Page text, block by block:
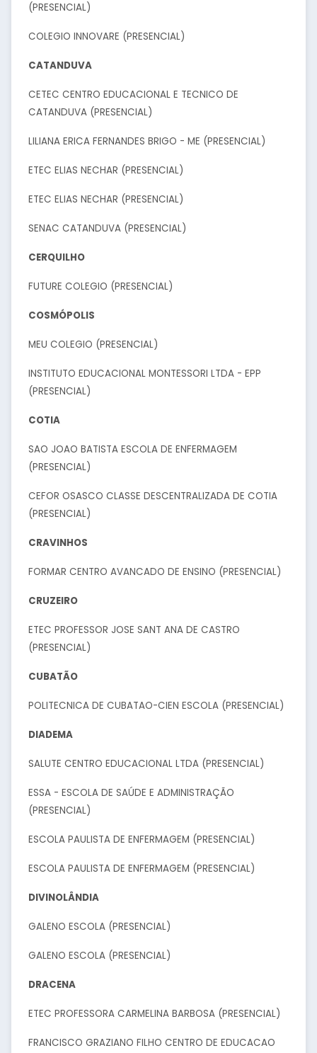
(PRESENCIAL)
COLEGIO INNOVARE (PRESENCIAL)
CATANDUVA
CETEC CENTRO EDUCACIONAL E TECNICO DE
CATANDUVA (PRESENCIAL)
LILIANA ERICA FERNANDES BRIGO - ME (PRESENCIAL)
ETEC ELIAS NECHAR (PRESENCIAL)
ETEC ELIAS NECHAR (PRESENCIAL)
SENAC CATANDUVA (PRESENCIAL)
CERQUILHO
FUTURE COLEGIO (PRESENCIAL)
COSMÓPOLIS
MEU COLEGIO (PRESENCIAL)
INSTITUTO EDUCACIONAL MONTESSORI LTDA - EPP
(PRESENCIAL)
COTIA
SAO JOAO BATISTA ESCOLA DE ENFERMAGEM
(PRESENCIAL)
CEFOR OSASCO CLASSE DESCENTRALIZADA DE COTIA
(PRESENCIAL)
CRAVINHOS
FORMAR CENTRO AVANCADO DE ENSINO (PRESENCIAL)
CRUZEIRO
ETEC PROFESSOR JOSE SANT ANA DE CASTRO
(PRESENCIAL)
CUBATÃO
POLITECNICA DE CUBATAO-CIEN ESCOLA (PRESENCIAL)
DIADEMA
SALUTE CENTRO EDUCACIONAL LTDA (PRESENCIAL)
ESSA - ESCOLA DE SAÚDE E ADMINISTRAÇÃO
(PRESENCIAL)
ESCOLA PAULISTA DE ENFERMAGEM (PRESENCIAL)
ESCOLA PAULISTA DE ENFERMAGEM (PRESENCIAL)
DIVINOLÂNDIA
GALENO ESCOLA (PRESENCIAL)
GALENO ESCOLA (PRESENCIAL)
DRACENA
ETEC PROFESSORA CARMELINA BARBOSA (PRESENCIAL)
FRANCISCO GRAZIANO FILHO CENTRO DE EDUCACAO